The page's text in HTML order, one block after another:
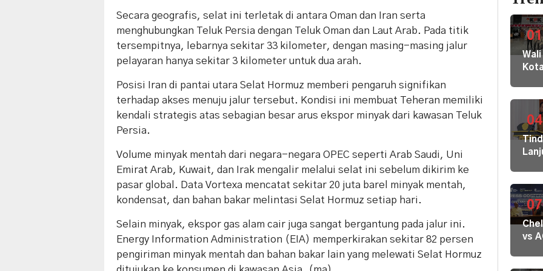
Secara geografis, selat ini terletak di antara Oman dan Iran serta
menghubungkan Teluk Persia dengan Teluk Oman dan Laut Arab. Pada titik
tersempitnya, lebarnya sekitar 33 kilometer, dengan masing-masing jalur
pelayaran hanya sekitar 3 kilometer untuk dua arah.
Posisi Iran di pantai utara Selat Hormuz memberi pengaruh signifikan
terhadap akses menuju jalur tersebut. Kondisi ini membuat Teheran memiliki
kendali strategis atas sebagian besar arus ekspor minyak dari kawasan Teluk
Persia.
Volume minyak mentah dari negara-negara OPEC seperti Arab Saudi, Uni
Emirat Arab, Kuwait, dan Irak mengalir melalui selat ini sebelum dikirim ke
pasar global. Data Vortexa mencatat sekitar 20 juta barel minyak mentah,
kondensat, dan bahan bakar melintasi Selat Hormuz setiap hari.
Selain minyak, ekspor gas alam cair juga sangat bergantung pada jalur ini.
Energy Information Administration (EIA) memperkirakan sekitar 82 persen
pengiriman minyak mentah dan bahan bakar lain yang melewati Selat Hormuz
01
Wali
Kota
ke
RI
04
07
vs